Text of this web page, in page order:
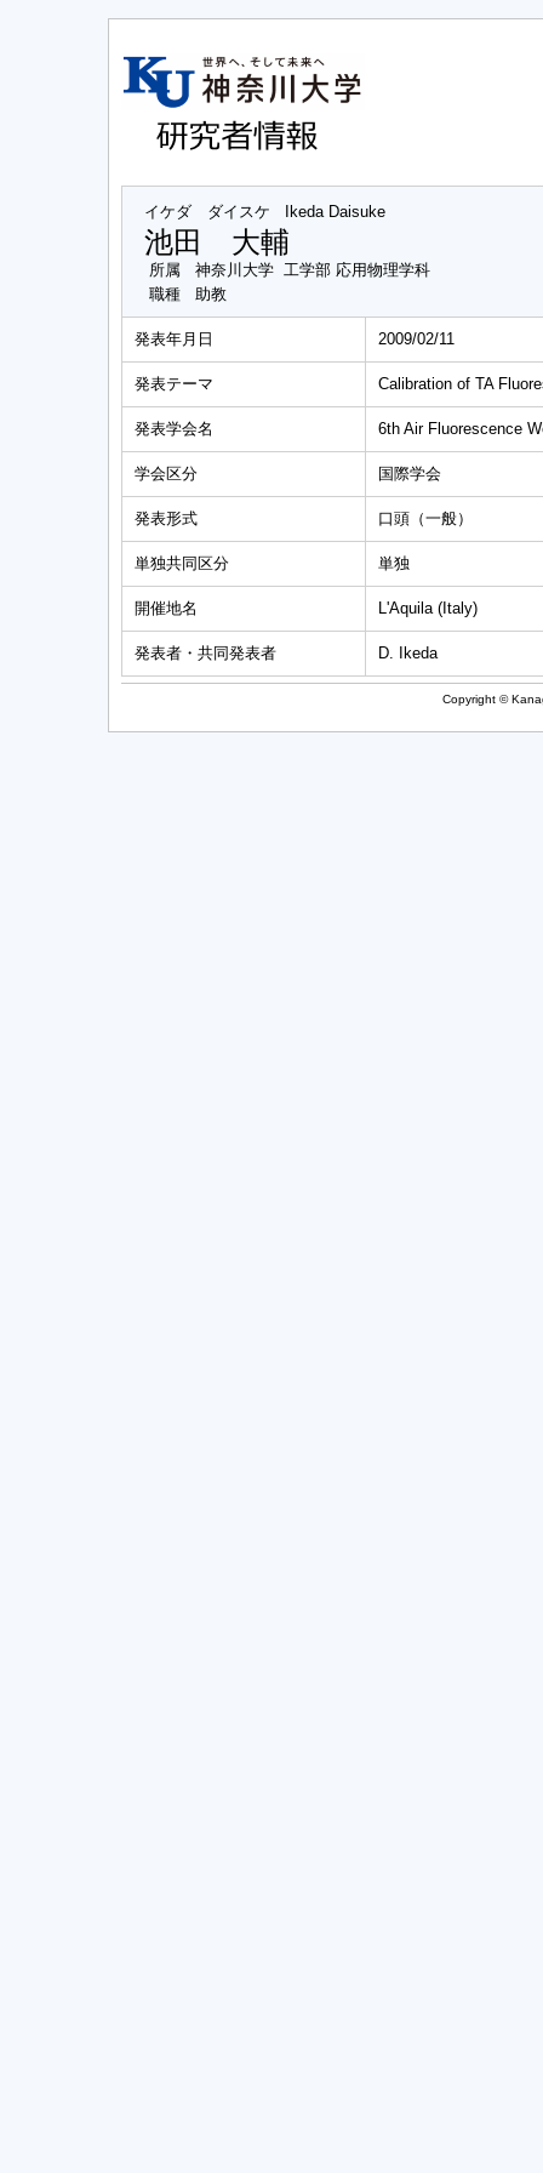
イケダ ダイスケ Ikeda Daisuke
池田 大輔
所属
神奈川大学 工学部 応用物理学科
職種
助教
発表年月日 2009/02/11
発表テーマ Calibration of TA
発表学会名 6th Air Fluorescence
学会区分 国際学会
発表形式 口頭（一般）
単独共同区分 単独
開催地名 L'Aquila (Italy)
発表者・共同発表者 D. Ikeda
Copyright ©